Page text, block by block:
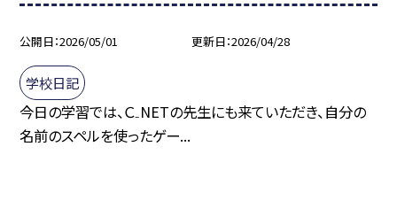
公開日 2026/05/01 更新日 2026/04/28
学校日記
今日の学習では、Ｃ₋NETの先生にも来ていただき、自分の
名前のスペルを使ったゲー...